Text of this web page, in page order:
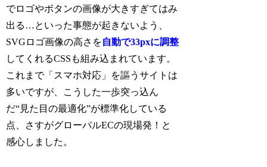
でロゴやボタンの画像が大きすぎてはみ
出る…といった事態が起きないよう、
SVGロゴ画像の高さを自動で33pxに調整
してくれるCSSも組み込まれています。
これまで「スマホ対応」を謳うサイトは
多いですが、こうした一歩突っ込ん
だ“見た目の最適化”が標準化している
点、さすがグローバルECの現場発！と
感心しました。